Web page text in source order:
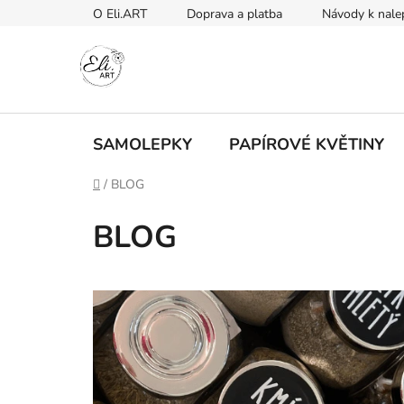
O Eli.ART Doprava a platba Návody k
SAMOLEPKY PAPÍROVÉ KVĚTINY
Domů
/ BLOG
BLOG
V
ý
p
s